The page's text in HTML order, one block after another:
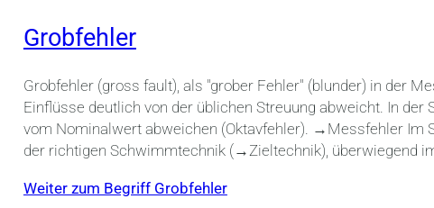
Grobfehler
Grobfehler (gross fault), als "grober Fehler" (blunder) in der
Einflüsse deutlich von der üblichen Streuung abweicht. In
vom Nominalwert abweichen (Oktavfehler). →Messfehler Im
der richtigen Schwimmtechnik (→Zieltechnik), überwiegend
Weiter zum Begriff Grobfehler